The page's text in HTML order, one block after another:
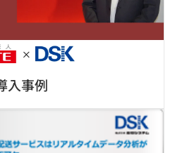
入事例